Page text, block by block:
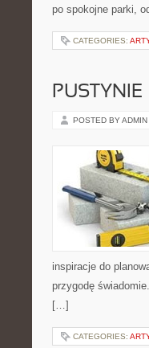
po spokojne parki,
CATEGORIES:
PUSTYNIE
POSTED BY ADMIN
inspiracje do
przygodę
[…]
CATEGORIES: